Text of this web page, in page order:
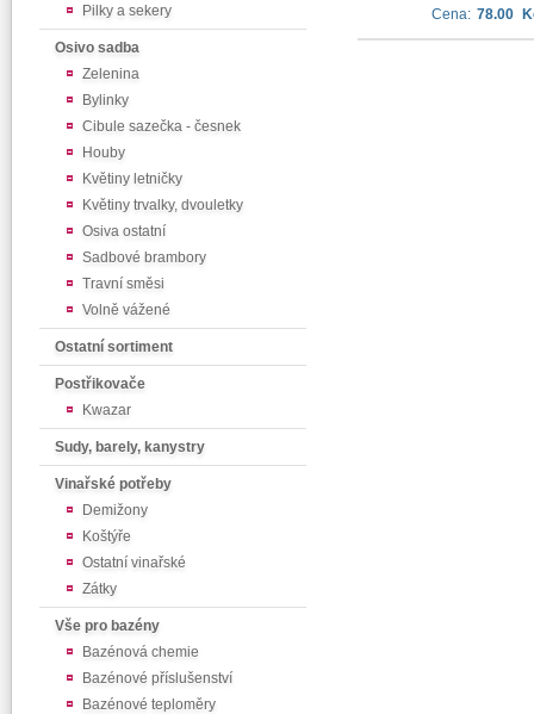
Pilky a sekery
Osivo sadba
Zelenina
Bylinky
Cibule sazečka - česnek
Houby
Květiny letničky
Květiny trvalky, dvouletky
Osiva ostatní
Sadbové brambory
Travní směsi
Volně vážené
Ostatní sortiment
Postřikovače
Kwazar
Sudy, barely, kanystry
Vinařské potřeby
Demižony
Koštýře
Ostatní vinařské
Zátky
Vše pro bazény
Bazénová chemie
Bazénové příslušenství
Bazénové teploměry
Cena: 78.00